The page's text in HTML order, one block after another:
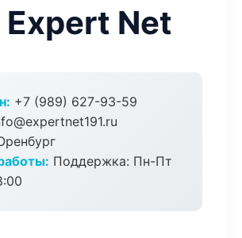
Net
+7 (989) 627-93-59
Поддержка: Пн-Пт